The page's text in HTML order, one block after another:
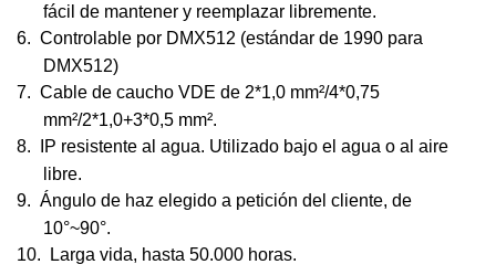
fácil de mantener y reemplazar libremente.
6. Controlable por DMX512 (estándar de 1990 para
DMX512)
7. Cable de caucho VDE de 2*1,0 mm²/4*0,75
mm²/2*1,0+3*0,5 mm².
8.
IP resistente al agua. Utilizado bajo el agua o al aire
libre.
9. Ángulo de haz elegido a petición del cliente, de
10°~90°.
10.
Larga vida, hasta 50.000 horas.